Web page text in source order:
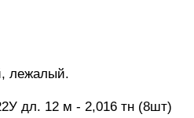
лежалый.
дл. 12 м - 2,016 тн (8шт)